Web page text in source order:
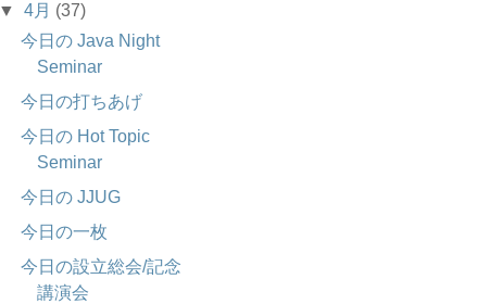
▼4月 (37)
今日の Java Night
Seminar
今日の打ちあげ
今日の Hot Topic
Seminar
今日の JJUG
今日の一枚
今日の設立総会/記念
講演会